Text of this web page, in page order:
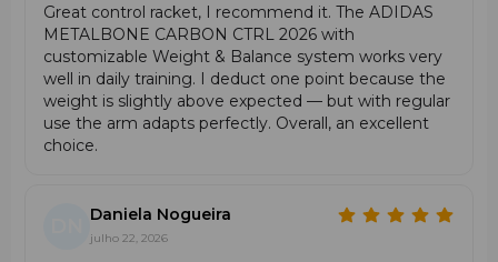
Great control racket, I recommend it. The ADIDAS
METALBONE CARBON CTRL 2026 with
customizable Weight & Balance system works very
well in daily training. I deduct one point because the
weight is slightly above expected — but with regular
use the arm adapts perfectly. Overall, an excellent
choice.
Daniela Nogueira
julho 22, 2026